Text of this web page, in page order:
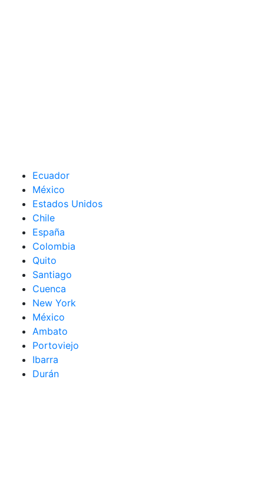
Ecuador
México
Estados Unidos
Chile
España
Colombia
Quito
Santiago
Cuenca
New York
México
Ambato
Portoviejo
Ibarra
Durán